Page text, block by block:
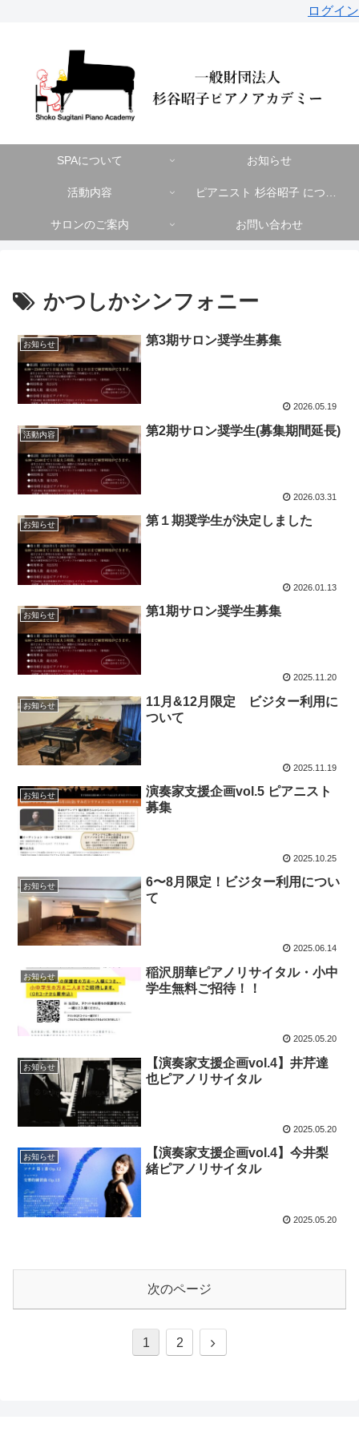
ログイン
SPAについて お知らせ
活動内容
サロンのご案内 お問い合わせ
かつしかシンフォニー
お知らせ 第3期サロン奨学生募集
2026.05.19
活動内容 第2期サロン奨学生(募集期間延長)
2026.03.31
お知らせ 第１期奨学生が決定しました
2026.01.13
お知らせ 第1期サロン奨学生募集
2025.11.20
お知らせ
11月&12月限定 ビジター利用に
ついて
2025.11.19
お知らせ
演奏家支援企画vol.5 ピアニスト
募集
2025.10.25
お知らせ
6〜8月限定！ビジター利用につい
て
2025.06.14
お知らせ
稲沢朋華ピアノリサイタル・小中
学生無料ご招待！！
2025.05.20
お知らせ
【演奏家支援企画vol.4】井芹達
也ピアノリサイタル
2025.05.20
お知らせ
【演奏家支援企画vol.4】今井梨
緒ピアノリサイタル
2025.05.20
次のページ
1 2
次